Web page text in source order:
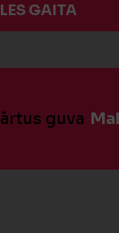
GAITA
guva